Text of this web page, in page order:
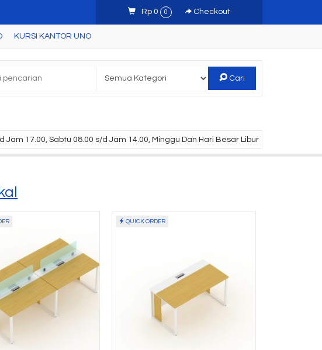
Rp 0 0 Checkout
KURSI KANTOR UNO
Cari
Jam 17.00, Sabtu 08.00 s/d Jam 14.00, Minggu Dan Hari Besar Libur
QUICK ORDER